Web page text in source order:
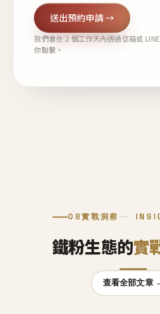
送出預約申請 →
我們會在 2 個工作天內透過信箱或
你聯繫。
08實戰洞察
鐵粉生態的實
查看全部文章